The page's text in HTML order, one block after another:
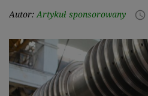
Autor: Artykuł sponsorowany access_time